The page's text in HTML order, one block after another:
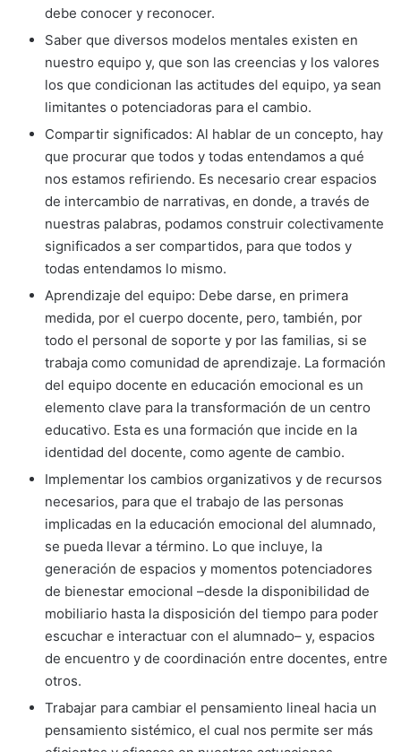
debe conocer y reconocer.
Saber que diversos modelos mentales existen en
nuestro equipo y, que son las creencias y los valores
los que condicionan las actitudes del equipo, ya sean
limitantes o potenciadoras para el cambio.
Compartir significados: Al hablar de un concepto, hay
que procurar que todos y todas entendamos a qué
nos estamos refiriendo. Es necesario crear espacios
de intercambio de narrativas, en donde, a través de
nuestras palabras, podamos construir colectivamente
significados a ser compartidos, para que todos y
todas entendamos lo mismo.
Aprendizaje del equipo: Debe darse, en primera
medida, por el cuerpo docente, pero, también, por
todo el personal de soporte y por las familias, si se
trabaja como comunidad de aprendizaje. La formación
del equipo docente en educación emocional es un
elemento clave para la transformación de un centro
educativo. Esta es una formación que incide en la
identidad del docente, como agente de cambio.
Implementar los cambios organizativos y de recursos
necesarios, para que el trabajo de las personas
implicadas en la educación emocional del alumnado,
se pueda llevar a término. Lo que incluye, la
generación de espacios y momentos potenciadores
de bienestar emocional –desde la disponibilidad de
mobiliario hasta la disposición del tiempo para poder
escuchar e interactuar con el alumnado– y, espacios
de encuentro y de coordinación entre docentes, entre
otros.
Trabajar para cambiar el pensamiento lineal hacia un
pensamiento sistémico, el cual nos permite ser más